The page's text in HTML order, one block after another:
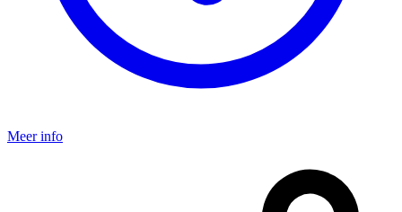
Meer info